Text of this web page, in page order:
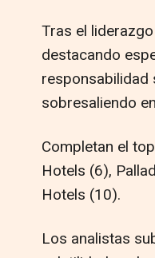
Tras el
destacando
responsabilidad
sobresaliendo
Completan el
Hotels (6),
Hotels (10).
Los analistas